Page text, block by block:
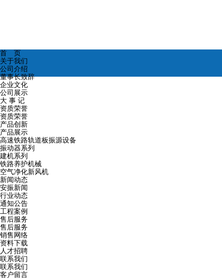
首 页
关于我们
公司介绍
董事长致辞
企业文化
公司展示
大 事 记
资质荣誉
资质荣誉
产品创新
产品展示
高速铁路轨道板振源设备
振动器系列
建机系列
铁路养护机械
空气净化新风机
新闻动态
安振新闻
行业动态
通知公告
工程案例
售后服务
售后服务
销售网络
资料下载
人才招聘
联系我们
联系我们
客户留言